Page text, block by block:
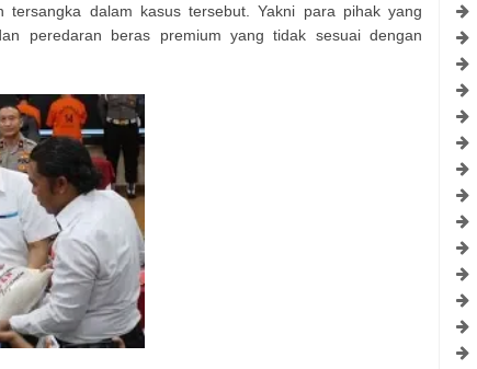
dalam kasus tersebut. Yakni para pihak yang
peredaran beras premium yang tidak sesuai dengan